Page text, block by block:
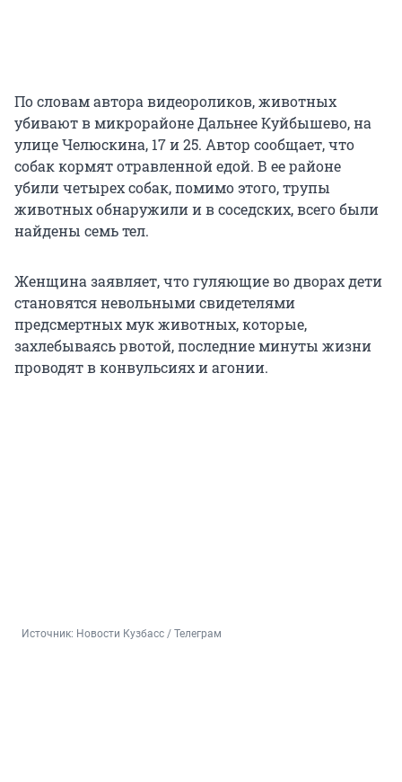
По словам автора видеороликов, животных
убивают в микрорайоне Дальнее Куйбышево, на
улице Челюскина, 17 и 25. Автор сообщает, что
собак кормят отравленной едой. В ее районе
убили четырех собак, помимо этого, трупы
животных обнаружили и в соседских, всего были
найдены семь тел.
Женщина заявляет, что гуляющие во дворах дети
становятся невольными свидетелями
предсмертных мук животных, которые,
захлебываясь рвотой, последние минуты жизни
проводят в конвульсиях и агонии.
Источник: Новости Кузбасс / Телеграм